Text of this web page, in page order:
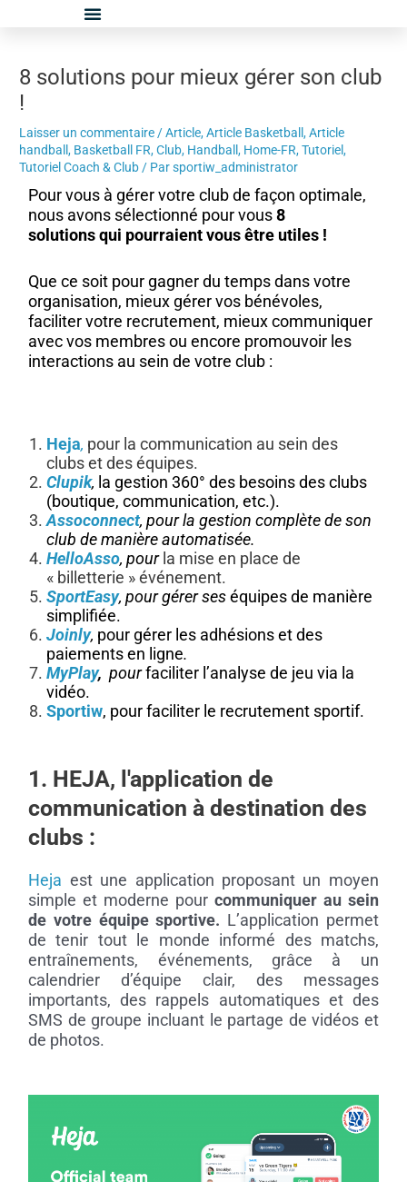
8 solutions pour mieux gérer son club
!
Laisser un commentaire /Article,Article Basketball,Article
handball, Basketball FR,Club, Handball, Home-FR,Tutoriel,
Tutoriel Coach & Club / Parsportiw_administrator
Pour vous à gérer votre club de façon optimale,
nous avons sélectionné pour vous8
solutions qui pourraient vous être utiles !
Que ce soit pour gagner du temps dans votre
organisation, mieux gérer vos bénévoles,
faciliter votre recrutement, mieux communiquer
avec vos membres ou encore promouvoir les
interactions au sein de votre club :
Heja, pour la communication au sein des
clubs et des équipes.
Clupik, la gestion 360° des besoins des clubs
(boutique, communication, etc.).
Assoconnect, pour la gestion complète de son
club de manière automatisée.
HelloAsso, pourla mise en place de
« billetterie » événement.
SportEasy, pour gérer seséquipes de manière
simplifiée.
Joinly, pour gérer les adhésions et des
paiements en ligne.
MyPlay, pourfaciliter l’analyse de jeu via la
vidéo.
Sportiw, pour faciliter le recrutement sportif.
1. HEJA, l'application de
communication à destination des
clubs :
Heja est une application proposant un moyen
simple et moderne pour communiquer au sein
de votre équipe sportive. L’application permet
de tenir tout le monde informé des matchs,
entraînements, événements, grâce à un
calendrier d’équipe clair, des messages
importants, des rappels automatiques et des
SMS de groupe incluant le partage de vidéos et
de photos.